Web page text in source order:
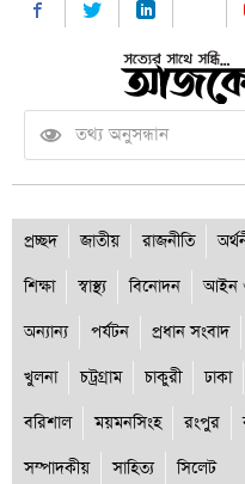
প্রচ্ছদ জাতীয় রাজনীতি
শিক্ষা
স্বাস্থ্য বিনোদন আইন
অন্যান্য
পর্যটন প্রধান সংবাদ
খুলনা
চট্রগ্রাম চাকুরী ঢাকা
বরিশাল
ময়মনসিংহ রংপুর
সম্পাদকীয়
সাহিত্য সিলেট